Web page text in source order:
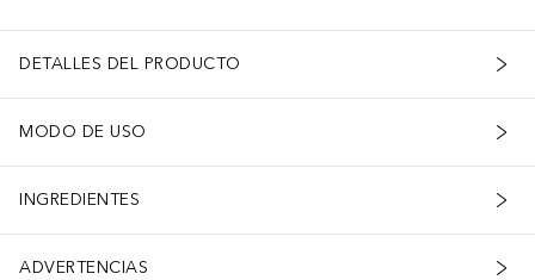
DETALLES DEL PRODUCTO
MODO DE USO
INGREDIENTES
ADVERTENCIAS